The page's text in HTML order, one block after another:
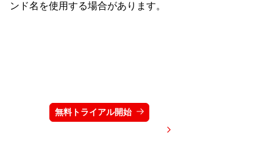
ンド名を使用する場合があります。
無料トライアル開始